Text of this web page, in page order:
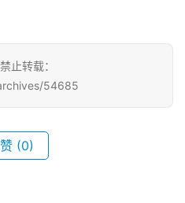
止转载：
54685
赞 (0)